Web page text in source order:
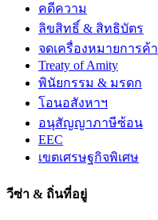
คดีความ
ลิขสิทธิ์ & สิทธิบัตร
จดเครื่องหมายการค้า
Treaty of Amity
พินัยกรรม & มรดก
โอนอสังหาฯ
อนุสัญญาภาษีซ้อน
EEC
เขตเศรษฐกิจพิเศษ
วีซ่า & ถิ่นที่อยู่